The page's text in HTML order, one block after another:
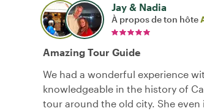
Jay & Nadia
À propos de ton hôte
Amazing Tour Guide
We had a wonderful experience
knowledgeable in the history of
tour around the old city. She even